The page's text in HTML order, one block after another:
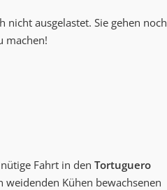
nicht ausgelastet. Sie gehen noch
machen!
Fahrt in den Tortuguero
Kühen bewachsenen